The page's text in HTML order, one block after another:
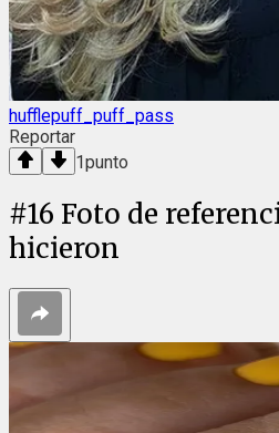
hufflepuff_puff_pass
Reportar
1punto
#16 Foto de
hicieron